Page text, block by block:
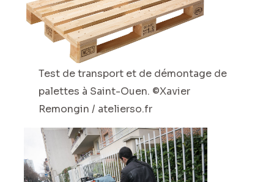
Test de transport et de démontage de
palettes à Saint-Ouen. ©Xavier
Remongin / atelierso.fr